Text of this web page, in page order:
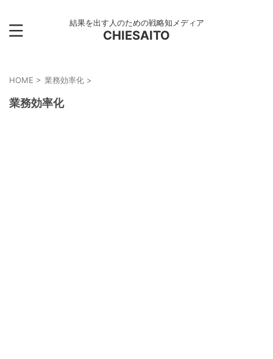
結果を出す人のための戦略知メディア
CHIESAITO
HOME > 業務効率化 >
業務効率化